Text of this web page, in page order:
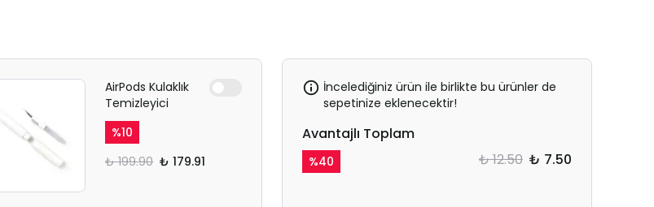
AirPods Kulaklık
Temizleyici
%10
₺ 199.90 ₺ 179.91
İncelediğiniz ürün ile birlikte bu ürünler de
sepetinize eklenecektir!
Avantajlı Toplam
%40 ₺ 12.50 ₺ 7.50
SAFARİ GİZLİ SEKME